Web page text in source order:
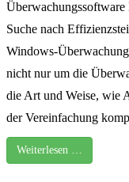
Suche nach
Windows-
nicht nur um die
die Art und Weise, wie
der Vereinfachung
Weiterlesen …